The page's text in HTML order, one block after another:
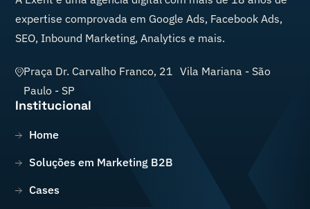
expertise comprovada em Google Ads, Facebook Ads,
SEO, Inbound Marketing, Analytics e mais.
Praça Dr. Carvalho Franco, 21 Vila Mariana - São
Paulo - SP
Institucional
Home
Soluções em Marketing B2B
Cases